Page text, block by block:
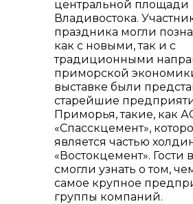
Контакты
центральной площади
Владивостока.
праздника могли
как с новыми, так и с
традиционными
приморской
выставке были
старейшие
Приморья, такие, как
«Спасскцемент»,
является частью
«Востокцемент». Гости
смогли узнать о том,
самое крупное
группы компаний.